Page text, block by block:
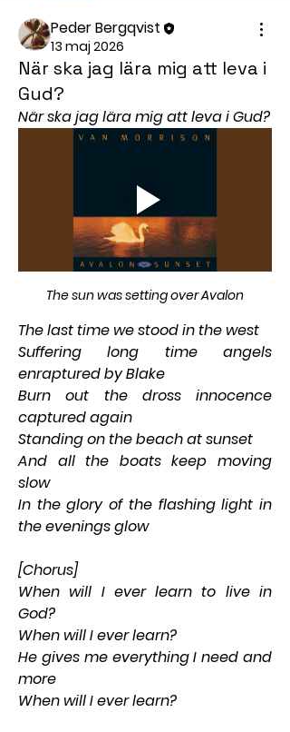
Peder Bergqvist
13 maj 2026
När ska jag lära mig att leva i
Gud?
När ska jag lära mig att leva i Gud?
The sun was setting over Avalon
The last time we stood in the west
Suffering long time angels
enraptured by Blake
Burn out the dross innocence
captured again
Standing on the beach at sunset
And all the boats keep moving
slow
In the glory of the flashing light in
the evenings glow
[Chorus]
When will I ever learn to live in
God?
When will I ever learn?
He gives me everything I need and
more
When will I ever learn?